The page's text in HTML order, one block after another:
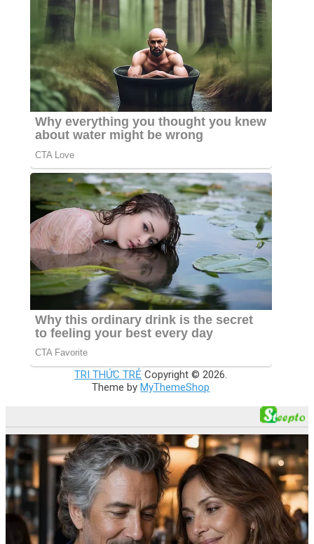
TRI THỨC TRẺ Copyright © 2026.
Theme byMyThemeShop